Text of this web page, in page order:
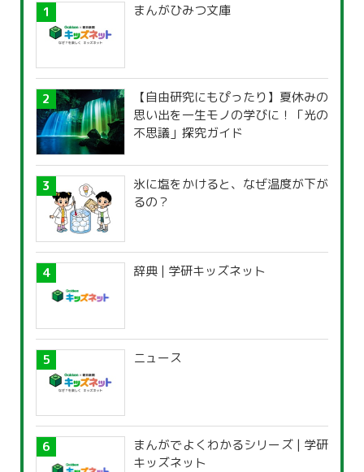
まんがひみつ文庫
【自由研究にもぴったり】夏休みの
思い出を一生モノの学びに！「光の
不思議」探究ガイド
氷に塩をかけると、なぜ温度が下が
るの？
辞典 | 学研キッズネット
ニュース
まんがでよくわかるシリーズ | 学研
キッズネット